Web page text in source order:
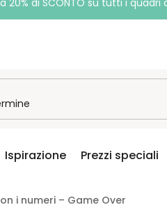
20% di SCONTO su tutti i
Ispirazione Prezzi speciali
i numeri – Game Over